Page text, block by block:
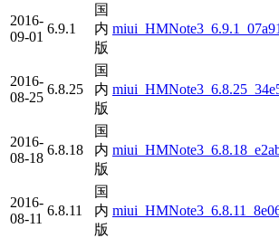
2016-
09-01
6.9.1
国
内
版
2016-
08-25
6.8.25
国
内
版
2016-
08-18
6.8.18
国
内
版
2016-
08-11
6.8.11
国
内
版